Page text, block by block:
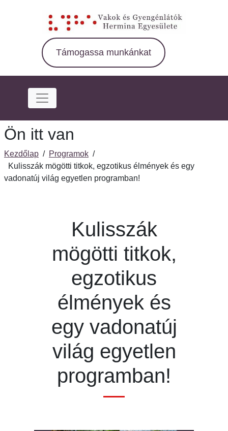
Támogassa munkánkat
Ön itt van
Kezdőlap / Programok /
Kulisszák mögötti titkok, egzotikus élmények és egy
vadonatúj világ egyetlen programban!
Kulisszák
mögötti titkok,
egzotikus
élmények és
egy vadonatúj
világ egyetlen
programban!